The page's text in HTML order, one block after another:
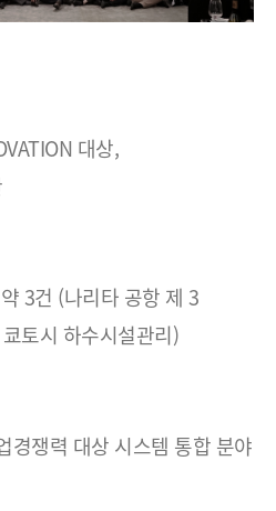
대상,
3건 (나리타 공항 제 3
토시 하수시설관리)
경쟁력 대상 시스템 통합 분야